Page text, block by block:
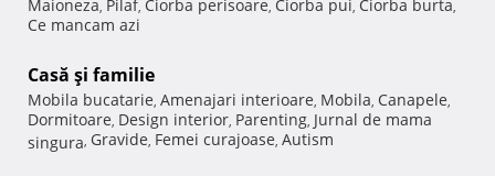
Maioneza, Pilaf, Ciorba perisoare, Ciorba pui, Ciorba burta,
Ce mancam azi
Casă şi familie
Mobila bucatarie, Amenajari interioare, Mobila, Canapele,
Dormitoare, Design interior, Parenting, Jurnal de mama
singura, Gravide, Femei curajoase, Autism